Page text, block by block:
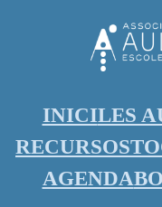
INICILES
RECURSOS
AGENDA